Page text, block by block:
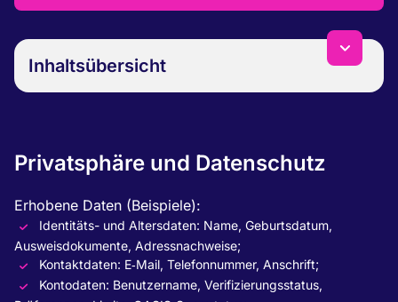
Inhaltsübersicht
Zugriff auf Informationen
Schutz der Privatsphäre von Minderjährigen
Internationale Datenübermittlungen
Rechtlicher Haftungsausschluss
Verwendung von Cookies
Annahme der Datenschutzrichtlinie
Datenschutzpraktiken Dritter
Privatsphäre und Datenschutz
Erhobene Daten (Beispiele):
Identitäts- und Altersdaten: Name, Geburtsdatum,
Ausweisdokumente, Adressnachweise;
Kontaktdaten: E‑Mail, Telefonnummer, Anschrift;
Kontodaten: Benutzername, Verifizierungsstatus,